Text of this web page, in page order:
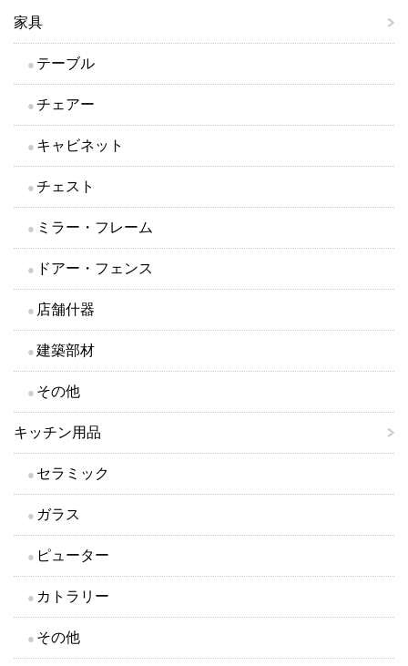
家具
テーブル
チェアー
キャビネット
チェスト
ミラー・フレーム
ドアー・フェンス
店舗什器
建築部材
その他
キッチン用品
セラミック
ガラス
ピューター
カトラリー
その他